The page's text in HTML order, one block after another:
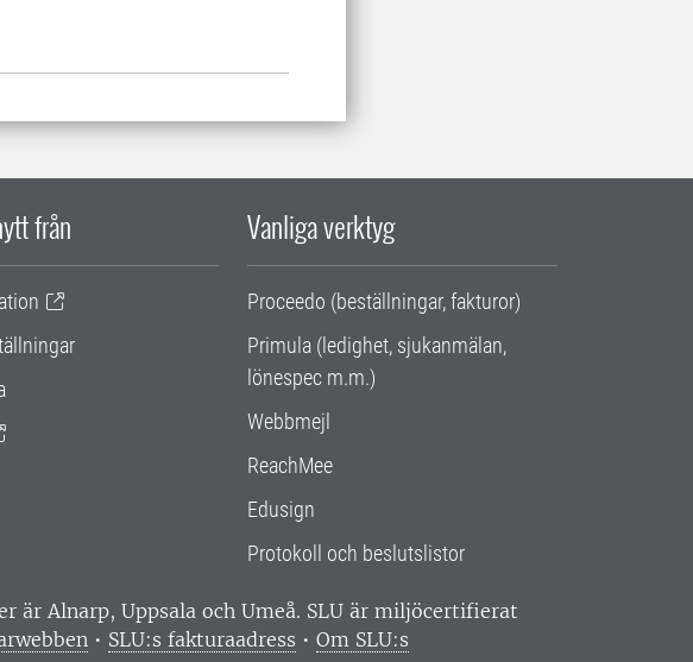
från Vanliga verktyg
Proceedo (beställningar, fakturor)
Primula (ledighet, sjukanmälan,
lönespec m.m.)
Webbmejl
ReachMee
Edusign
Protokoll och beslutslistor
är Alnarp, Uppsala och Umeå. SLU är miljöcertifierat
• SLU:s fakturaadress • Om SLU:s